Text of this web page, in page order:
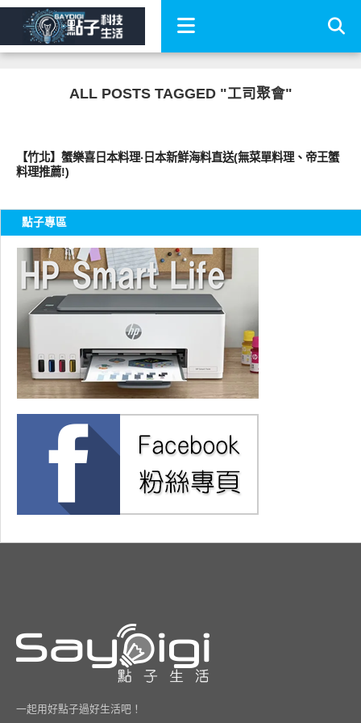
ALL POSTS TAGGED "工司聚會"
【竹北】蟹樂喜日本料理‧日本新鮮海料直送(無菜單料理、帝王蟹
料理推薦!)
點子專區
一起用好點子過好生活吧！